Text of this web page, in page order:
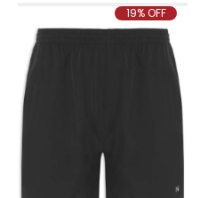
19% OFF